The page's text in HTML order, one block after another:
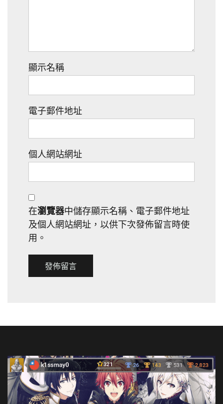
顯示名稱
電子郵件地址
個人網站網址
在瀏覽器中儲存顯示名稱、電子郵件地址
及個人網站網址，以供下次發佈留言時使
用。